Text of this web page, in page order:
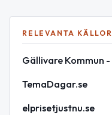
RELEVANTA KÄLLOR
Gällivare Kommun
TemaDagar.se
elprisetjustnu.se